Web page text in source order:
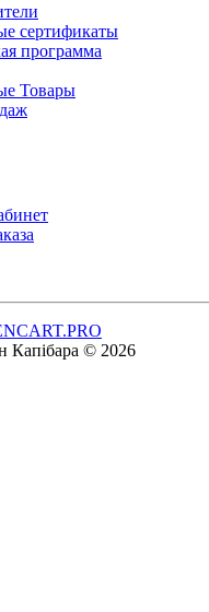
сертификаты
программа
Товары
Капібара © 2026